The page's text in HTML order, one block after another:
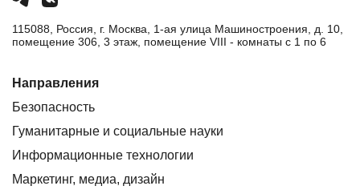
115088, Россия, г. Москва, 1-ая улица Машиностроения, д. 10,
помещение 306, 3 этаж, помещение VIII - комнаты с 1 по 6
Направления
Безопасность
Гуманитарные и социальные науки
Информационные технологии
Маркетинг, медиа, дизайн